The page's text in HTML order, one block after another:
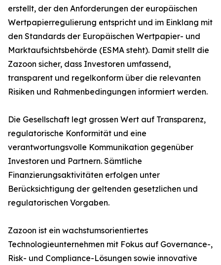
erstellt, der den Anforderungen der europäischen
Wertpapierregulierung entspricht und im Einklang mit
den Standards der Europäischen Wertpapier- und
Marktaufsichtsbehörde (ESMA steht). Damit stellt die
Zazoon sicher, dass Investoren umfassend,
transparent und regelkonform über die relevanten
Risiken und Rahmenbedingungen informiert werden.
Die Gesellschaft legt grossen Wert auf Transparenz,
regulatorische Konformität und eine
verantwortungsvolle Kommunikation gegenüber
Investoren und Partnern. Sämtliche
Finanzierungsaktivitäten erfolgen unter
Berücksichtigung der geltenden gesetzlichen und
regulatorischen Vorgaben.
Zazoon ist ein wachstumsorientiertes
Technologieunternehmen mit Fokus auf Governance-,
Risk- und Compliance-Lösungen sowie innovative